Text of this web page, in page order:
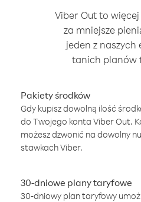
Viber Out to
za mniejsze
jeden z naszych
tanich planów
Pakiety środków
Gdy kupisz dowolną ilość
do Twojego konta Viber Out.
możesz dzwonić na dowolny
stawkach Viber.
30-dniowe plany taryfowe
30-dniowy plan taryfowy